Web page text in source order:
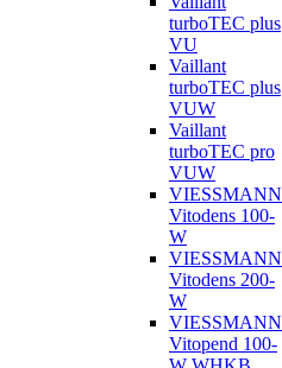
turboTEC plus
VU
Vaillant
turboTEC plus
VUW
Vaillant
turboTEC pro
VUW
VIESSMANN
Vitodens 100-
W
VIESSMANN
Vitodens 200-
W
VIESSMANN
Vitopend 100-